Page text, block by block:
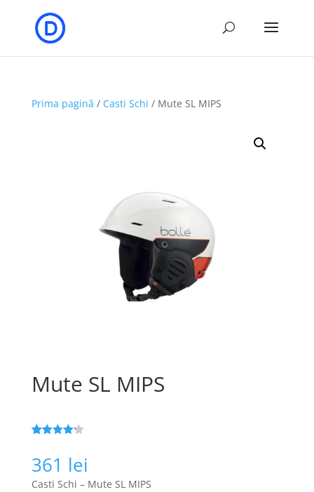
Prima pagină / Casti Schi / Mute SL MIPS
Mute SL MIPS
pe baza a
evaluări
de la
361 lei
Casti Schi – Mute SL MIPS